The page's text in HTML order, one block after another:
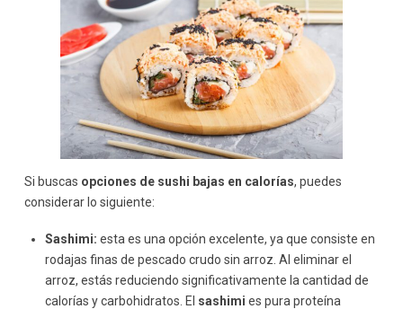
Si buscas opciones de sushi bajas en calorías, puedes
considerar lo siguiente:
Sashimi: esta es una opción excelente, ya que consiste en
rodajas finas de pescado crudo sin arroz. Al eliminar el
arroz, estás reduciendo significativamente la cantidad de
calorías y carbohidratos. El sashimi es pura proteína